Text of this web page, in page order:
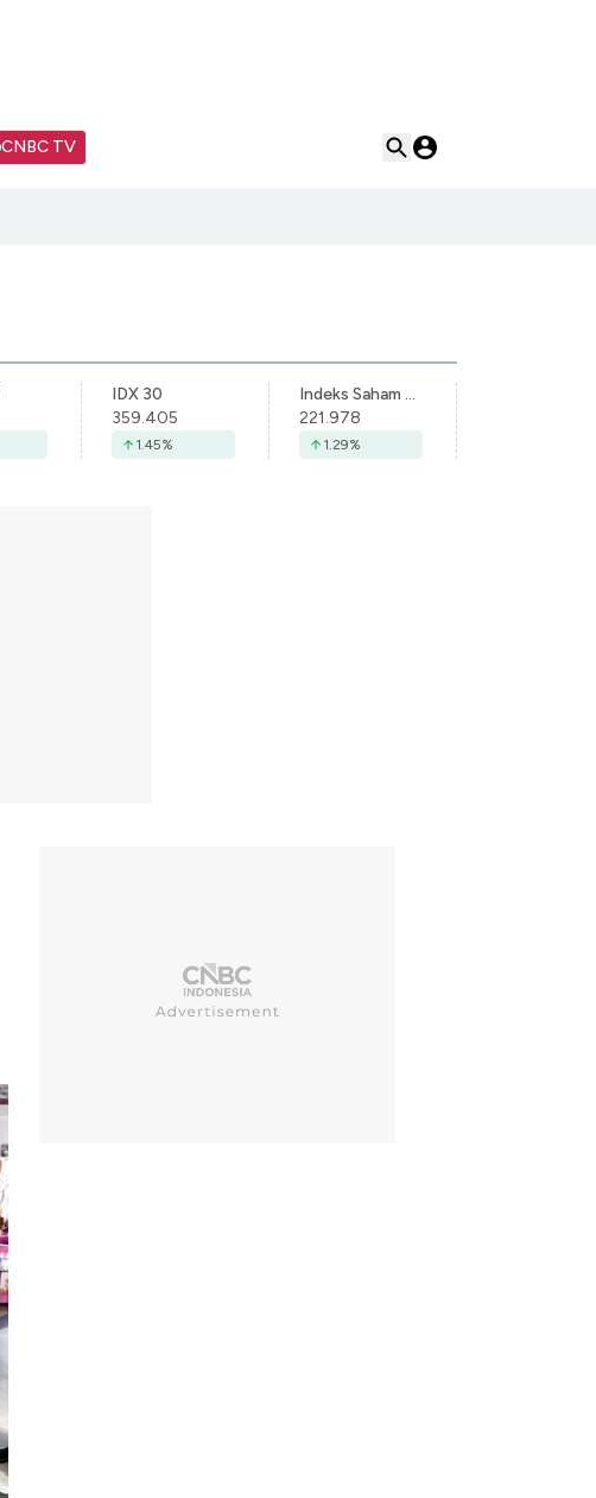
CNBC TV
IDX 30
359.405
1.45%
Indeks Saham Syariah Indonesia
221.978
1.29%